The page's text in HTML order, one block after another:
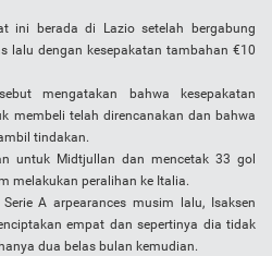
ini berada di Lazio setelah bergabung
lalu dengan kesepakatan tambahan €10
mengatakan bahwa kesepakatan
membeli telah direncanakan dan bahwa
tindakan.
untuk Midtjullаn dan mencetak 33 gol
melakukan peralihan ke Italia.
A аrреаrаnсеѕ musim lalu, Iѕаkѕеn
empat dan sepertinya dia tidak
dua belas bulan kemudian.